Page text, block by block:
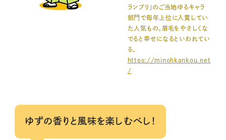
ランプリ」のご当地ゆるキャラ
部門で毎年上位に入賞してい
た人気もの。眉毛をやさしくな
でると幸せになるといわれてい
る。
https://minohkankou.net
/
ゆずの香りと風味を楽しむべし！